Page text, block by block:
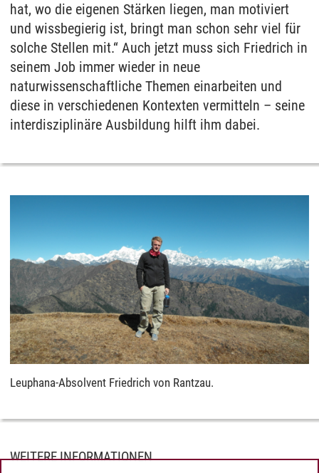
hat, wo die eigenen Stärken liegen, man motiviert
und wissbegierig ist, bringt man schon sehr viel für
solche Stellen mit.“ Auch jetzt muss sich Friedrich in
seinem Job immer wieder in neue
naturwissenschaftliche Themen einarbeiten und
diese in verschiedenen Kontexten vermitteln – seine
interdisziplinäre Ausbildung hilft ihm dabei.
Leuphana-Absolvent Friedrich von Rantzau.
WEITERE INFORMATIONEN